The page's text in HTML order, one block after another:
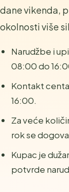
dane vikenda,
okolnosti više
Narudžbe i
08:00 do
Kontakt
16:00.
Za veće
rok se
Kupac je
potvrde